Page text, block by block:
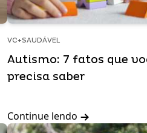
VC+SAUDÁVEL
Autismo: 7 fatos que
precisa saber
Continue lendo